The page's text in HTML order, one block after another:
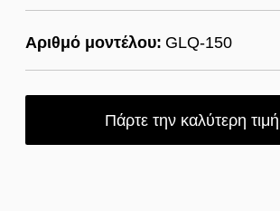
Αριθμό μοντέλου: GLQ-150
Πάρτε την καλύτερη τιμή